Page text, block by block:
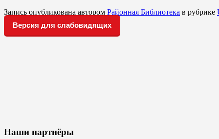
Запись опубликована автором Районная Библиотека в рубрике
Версия для слабовидящих
Наши партнёры